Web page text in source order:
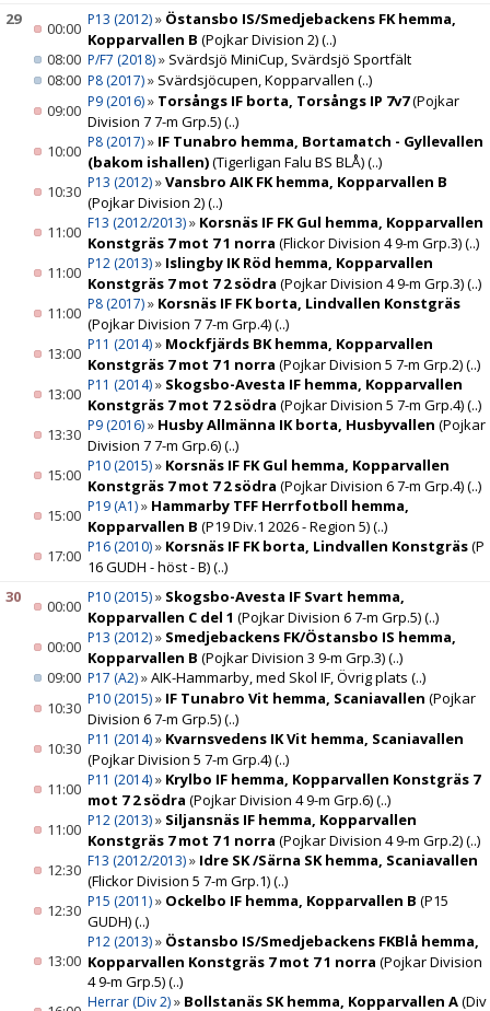
29
00:00 P13 (2012)» Östansbo IS/Smedjebackens FK hemma,
Kopparvallen B (Pojkar Division 2)(..)
08:00 P/F7 (2018)» Svärdsjö MiniCup, Svärdsjö Sportfält
08:00 P8 (2017)» Svärdsjöcupen, Kopparvallen (..)
09:00 P9 (2016)» Torsångs IF borta, Torsångs IP 7v7(Pojkar
Division 7 7-m Grp.5)(..)
10:00 P8 (2017)» IF Tunabro hemma, Bortamatch - Gyllevallen
(bakom ishallen)(Tigerligan Falu BS BLÅ)(..)
10:30 P13 (2012)»Vansbro AIK FK hemma, Kopparvallen B
(Pojkar Division 2)(..)
11:00 F13 (2012/2013)» Korsnäs IF FK Gul hemma, Kopparvallen
Konstgräs 7 mot 7 1 norra (Flickor Division 4 9-m Grp.3)(..)
11:00 P12 (2013)» Islingby IK Röd hemma, Kopparvallen
Konstgräs 7 mot 7 2 södra (Pojkar Division 4 9-m Grp.3)(..)
11:00 P8 (2017)» Korsnäs IF FK borta, Lindvallen Konstgräs
(Pojkar Division 7 7-m Grp.4)(..)
13:00 P11 (2014)» Mockfjärds BK hemma, Kopparvallen
Konstgräs 7 mot 7 1 norra (Pojkar Division 5 7-m Grp.2)(..)
13:00 P11 (2014)» Skogsbo-Avesta IF hemma, Kopparvallen
Konstgräs 7 mot 7 2 södra (Pojkar Division 5 7-m Grp.4)(..)
13:30 P9 (2016)» Husby Allmänna IK borta, Husbyvallen (Pojkar
Division 7 7-m Grp.6)(..)
15:00 P10 (2015)» Korsnäs IF FK Gul hemma, Kopparvallen
Konstgräs 7 mot 7 2 södra (Pojkar Division 6 7-m Grp.4)(..)
15:00 P19 (A1)» Hammarby TFF Herrfotboll hemma,
Kopparvallen B (P19 Div.1 2026 - Region 5)(..)
17:00 P16 (2010)» Korsnäs IF FK borta, Lindvallen Konstgräs(P
16 GUDH - höst - B)(..)
30
00:00 P10 (2015)» Skogsbo-Avesta IF Svart hemma,
Kopparvallen C del 1 (Pojkar Division 6 7-m Grp.5)(..)
00:00 P13 (2012)» Smedjebackens FK/Östansbo IS hemma,
Kopparvallen B (Pojkar Division 3 9-m Grp.3)(..)
09:00 P17 (A2)»AIK-Hammarby, med Skol IF, Övrig plats (..)
10:30 P10 (2015)» IF Tunabro Vit hemma, Scaniavallen (Pojkar
Division 6 7-m Grp.5)(..)
10:30 P11 (2014)» Kvarnsvedens IK Vit hemma, Scaniavallen
(Pojkar Division 5 7-m Grp.4)(..)
11:00 P11 (2014)» Krylbo IF hemma, Kopparvallen Konstgräs 7
mot 7 2 södra (Pojkar Division 4 9-m Grp.6)(..)
11:00 P12 (2013)» Siljansnäs IF hemma, Kopparvallen
Konstgräs 7 mot 7 1 norra (Pojkar Division 4 9-m Grp.2)(..)
12:30 F13 (2012/2013)» Idre SK /Särna SK hemma, Scaniavallen
(Flickor Division 5 7-m Grp.1)(..)
12:30 P15 (2011)» Ockelbo IF hemma, Kopparvallen B (P15
GUDH)(..)
13:00
P12 (2013)» Östansbo IS/Smedjebackens FKBlå hemma,
Kopparvallen Konstgräs 7 mot 7 1 norra (Pojkar Division
4 9-m Grp.5)(..)
Herrar (Div 2)» Bollstanäs SK hemma, Kopparvallen A(Div